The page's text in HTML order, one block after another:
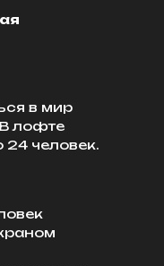
в мир
лофте
человек.